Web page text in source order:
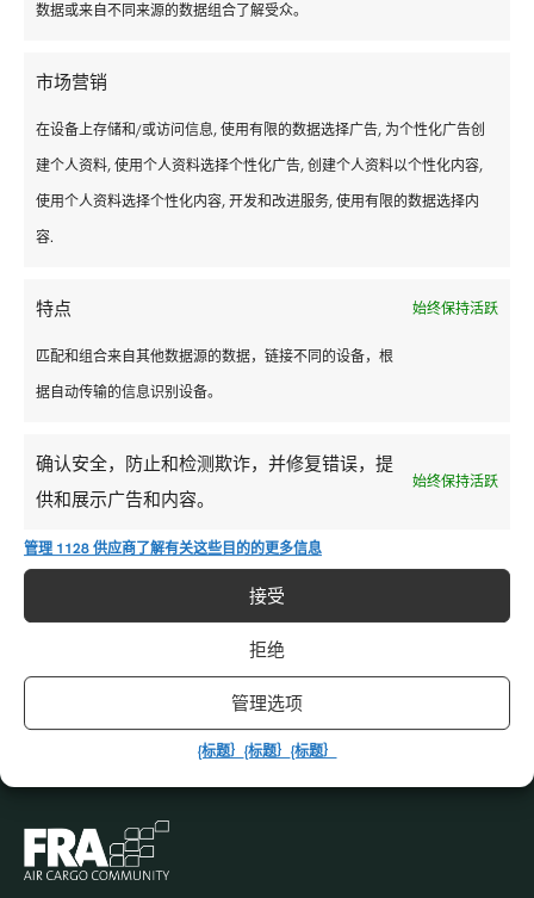
数据或来自不同来源的数据组合了解受众。
市场营销
在设备上存储和/或访问信息, 使用有限的数据选择广告, 为个性化广告创
建个人资料, 使用个人资料选择个性化广告, 创建个人资料以个性化内容,
使用个人资料选择个性化内容, 开发和改进服务, 使用有限的数据选择内
容.
特点 始终保持活跃
匹配和组合来自其他数据源的数据，链接不同的设备，根
据自动传输的信息识别设备。
确认安全，防止和检测欺诈，并修复错误，提
供和展示广告和内容。
始终保持活跃
管理 1128 供应商了解有关这些目的的更多信息
接受
拒绝
管理选项
{标题｝ {标题｝ {标题｝
分享此职位
上卷